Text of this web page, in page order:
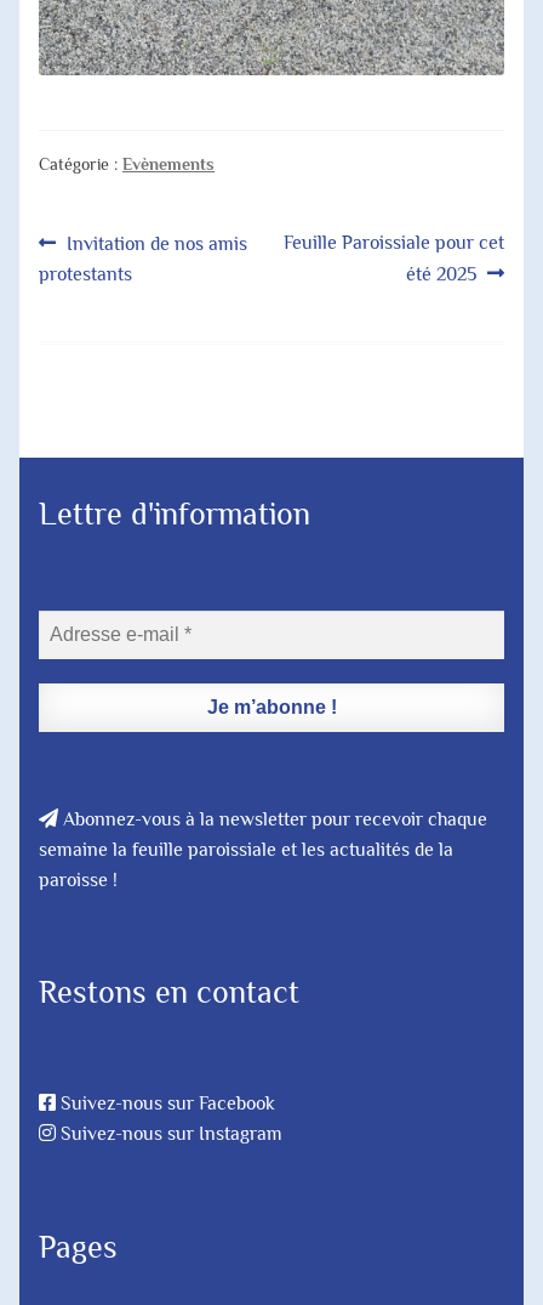
Catégorie : Evènements
Navigation
de
Article
précédent :
Invitation de nos amis
protestants
Article
Feuille Paroissiale pour cet
été 2025
Lettre d'information
Abonnez-vous à la newsletter pour recevoir chaque
semaine la feuille paroissiale et les actualités de la
paroisse !
Restons en contact
Suivez-nous sur Facebook
Suivez-nous sur Instagram
Pages